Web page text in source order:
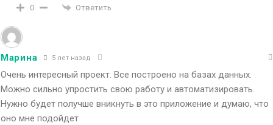
0 Ответить
Марина 5 лет назад
Очень интересный проект. Все построено на базах данных.
Можно сильно упростить свою работу и автоматизировать.
Нужно будет получше вникнуть в это приложение и думаю, что
оно мне подойдет